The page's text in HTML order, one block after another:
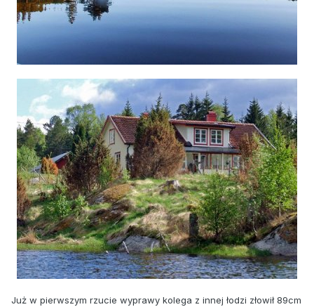
Już w pierwszym rzucie wyprawy kolega z innej łodzi złowił 89cm